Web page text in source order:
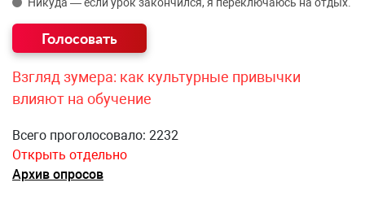
Взгляд зумера: как культурные привычки
влияют на обучение
Всего проголосовало: 2232
Открыть отдельно
Архив опросов